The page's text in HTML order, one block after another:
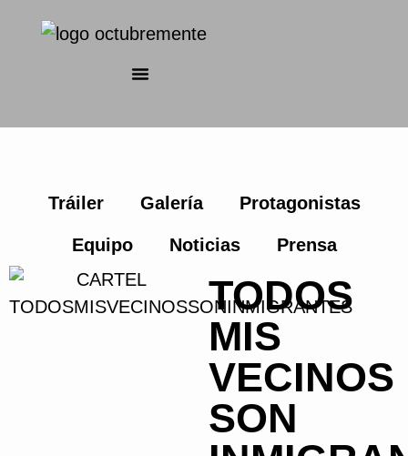
Tráiler Galería Protagonistas
Equipo Noticias Prensa
TODOS
MIS
VECINOS
SON